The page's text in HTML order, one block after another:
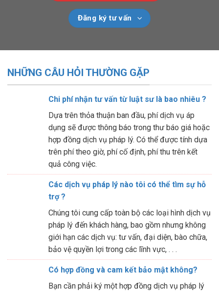
Đăng ký tư vấn
NHỮNG CÂU HỎI THƯỜNG GẶP
Chi phí nhận tư vấn từ luật sư là bao nhiêu ?
Dựa trên thỏa thuận ban đầu, phí dịch vụ áp
dụng sẽ được thông báo trong thư báo giá hoặc
hợp đồng dịch vụ pháp lý. Có thể được tính dựa
trên phí theo giờ, phí cố định, phí thu trên kết
quả công việc.
Các dịch vụ pháp lý nào tôi có thể tìm sự hỗ
trợ ?
Chúng tôi cung cấp toàn bộ các loại hình dịch vụ
pháp lý đến khách hàng, bao gồm nhưng không
giới hạn các dịch vụ: tư vấn, đại diện, bào chữa,
bảo vệ quyền lợi trong các lĩnh vực, . . .
Có hợp đồng và cam kết bảo mật không?
Bạn cần phải ký một hợp đồng dịch vụ pháp lý